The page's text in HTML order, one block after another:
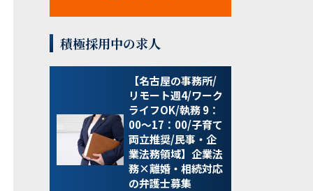
積極採用中の求人
【名古屋の事務所/
リモート週4/ワーク
ライフOK/執務 9：
00～17：00/子育て
両立推奨/民事・企
業法務領域】企業法
務×離婚・相続対応
の弁護士募集